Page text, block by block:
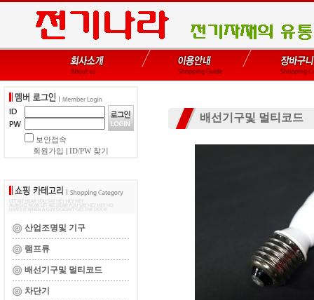
보안접속
회원가입
ID/PW 찾기
산업조명및 기구
램프류
배선기구및 멀티코드
차단기
배선기구및 멀티코드